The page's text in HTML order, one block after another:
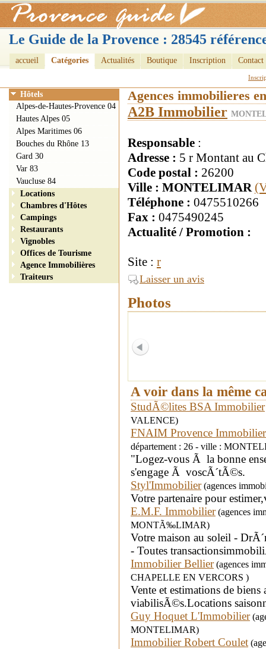
Le Guide de la Provence : 28545
accueil Catégories Actualités Boutique Inscription Contact
Agences immobilieres
A2B Immobilier
Responsable :
Adresse : 5 r Montant au
Code postal : 26200
Ville : MONTELIMAR
Téléphone : 0475510266
Fax : 0475490245
Actualité / Promotion :
Site : r
Laisser un avis
Photos
A voir dans la même
StudÃ©lites BSA Immobilier
VALENCE)
FNAIM Provence
département : 26 - ville :
"Logez-vous Ã la bonne
s'engage Ã voscÃ´tÃ©s.
Styl'Immobilier(agences
Votre partenaire pour
E.M.F. Immobilier(agences
MONTÃ‰LIMAR)
Votre maison au soleil -
- Toutes
Immobilier Bellier(agences
CHAPELLE EN VERCORS )
Vente et estimations de biens
viabilisÃ©s.Locations
Guy Hoquet L'Immobilier
MONTELIMAR)
Immobilier Robert Coulet
Hôtels
Alpes-de-Hautes-Provence 04
Hautes Alpes 05
Alpes Maritimes 06
Bouches du Rhône 13
Gard 30
Var 83
Vaucluse 84
Locations
Chambres d'Hôtes
Campings
Restaurants
Vignobles
Offices de Tourisme
Agence Immobilières
Traiteurs